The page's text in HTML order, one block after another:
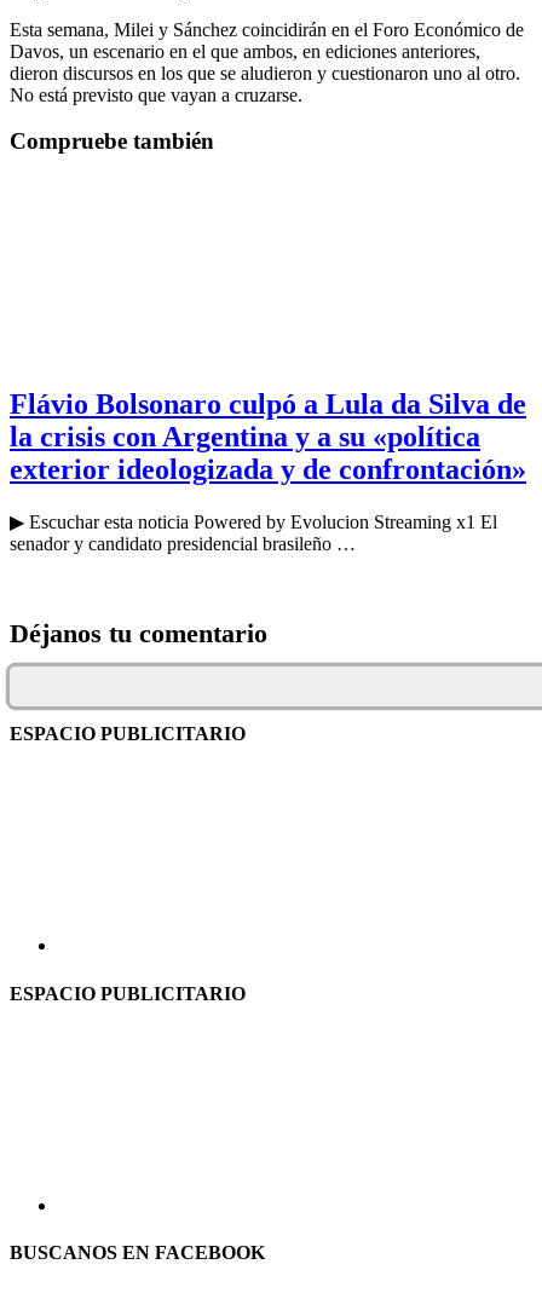
Esta semana, Milei y Sánchez coincidirán en el Foro Económico de
Davos, un escenario en el que ambos, en ediciones anteriores,
dieron discursos en los que se aludieron y cuestionaron uno al otro.
No está previsto que vayan a cruzarse.
Compruebe también
Flávio Bolsonaro culpó a Lula da Silva de
la crisis con Argentina y a su «política
exterior ideologizada y de confrontación»
▶ Escuchar esta noticia Powered by Evolucion Streaming x1 El
senador y candidato presidencial brasileño …
Déjanos tu comentario
ESPACIO PUBLICITARIO
ESPACIO PUBLICITARIO
BUSCANOS EN FACEBOOK